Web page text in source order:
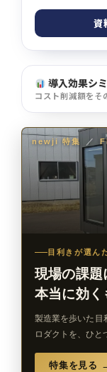
資
導入効果シ
コスト削減額をそ
newji 特集 ／
目利きが選ん
現場の課題
本当に効く
製造業を歩いた目
ロダクトを、ひと
特集を見る